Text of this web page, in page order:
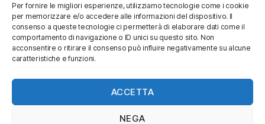
Per fornire le migliori esperienze, utilizziamo tecnologie come i cookie
per memorizzare e/o accedere alle informazioni del dispositivo. Il
consenso a queste tecnologie ci permetterà di elaborare dati come il
comportamento di navigazione o ID unici su questo sito. Non
acconsentire o ritirare il consenso può influire negativamente su alcune
caratteristiche e funzioni.
ACCETTA
NEGA
info@soggettivagallery.com
[mailpoet_form id="4"]